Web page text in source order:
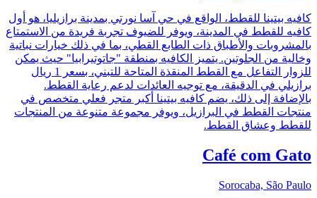
كافيه بيتينا للقطط، الواقع في حي آسا نورتي بمدينة برازيليا، هو أول
كافيه للقطط في المدينة، ويوفر للضيوف تجربة فريدة من الاستمتاع
بالمشروبات والأطباق ذات الطابع القطي، بما في ذلك خيارات نباتية
وخالية من الجلوتين. يتميز الكافيه بمنطقة "جاتوتيرابيا" حيث يمكن
للزوار التفاعل مع القطط المنقذة المتاحة للتبني، بسعر 1 ريال
برازيلي في الدقيقة، مع توجيه العائدات لدعم رعاية القطط.
بالإضافة إلى ذلك، يضم كافيه بيتينا أكبر متجر فعلي متخصص في
منتجات القطط في البرازيل، ويوفر مجموعة متنوعة من المنتجات
للقطط وعشاق القطط.
Café com Gato
Sorocaba, São Paulo